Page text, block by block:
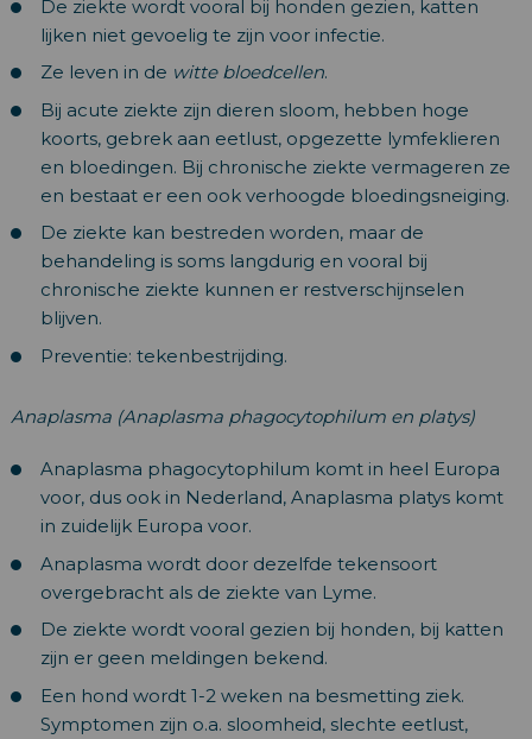
De ziekte wordt vooral bij honden gezien, katten
lijken niet gevoelig te zijn voor infectie.
Ze leven in de witte bloedcellen.
Bij acute ziekte zijn dieren sloom, hebben hoge
koorts, gebrek aan eetlust, opgezette lymfeklieren
en bloedingen. Bij chronische ziekte vermageren ze
en bestaat er een ook verhoogde bloedingsneiging.
De ziekte kan bestreden worden, maar de
behandeling is soms langdurig en vooral bij
chronische ziekte kunnen er restverschijnselen
blijven.
Preventie: tekenbestrijding.
Anaplasma (Anaplasma phagocytophilum en platys)
Anaplasma phagocytophilum komt in heel Europa
voor, dus ook in Nederland, Anaplasma platys komt
in zuidelijk Europa voor.
Anaplasma wordt door dezelfde tekensoort
overgebracht als de ziekte van Lyme.
De ziekte wordt vooral gezien bij honden, bij katten
zijn er geen meldingen bekend.
Een hond wordt 1-2 weken na besmetting ziek.
Symptomen zijn o.a. sloomheid, slechte eetlust,